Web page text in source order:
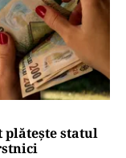
plătește statul